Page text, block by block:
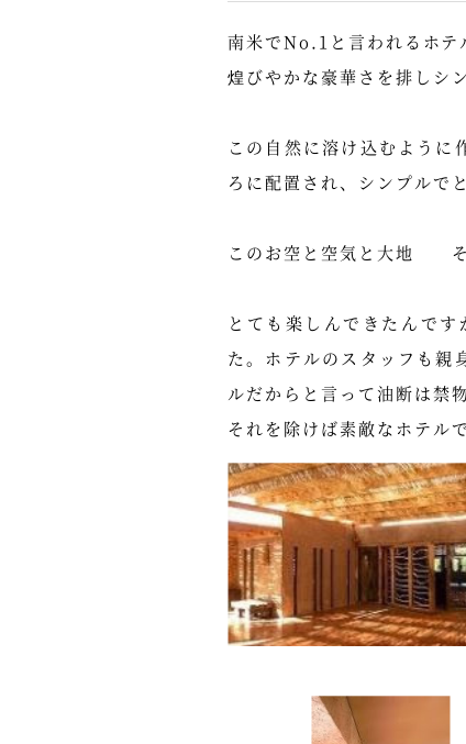
南米でNo.1と言われるホテ
煌びやかな豪華さを排しシ
この自然に溶け込むよう
ろに配置され、シンプルで
このお空と空気と大地 そ
とても楽しんできたんで
た。ホテルのスタッフも
ルだからと言って油断は
それを除けば素敵なホテルで